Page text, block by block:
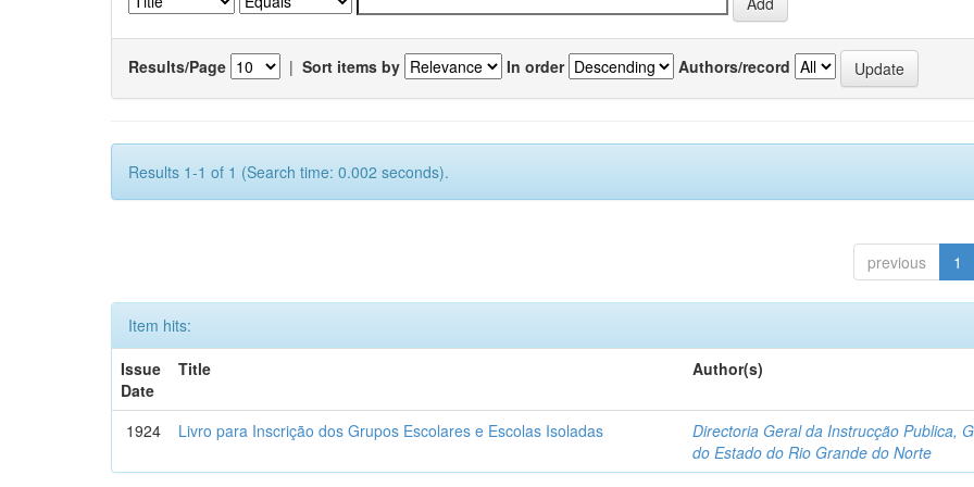
Results/Page | Sort items by In order Authors/record
Results 1-1 of 1 (Search time: 0.002 seconds).
previous 1
Item hits:
Issue
Date
Title Author(s)
1924 Livro para Inscrição dos Grupos Escolares e Escolas Isoladas
Directoria Geral da Instrucção Publica,
do Estado do Rio Grande do Norte